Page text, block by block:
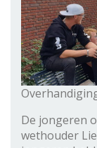
De jongeren
wethouder